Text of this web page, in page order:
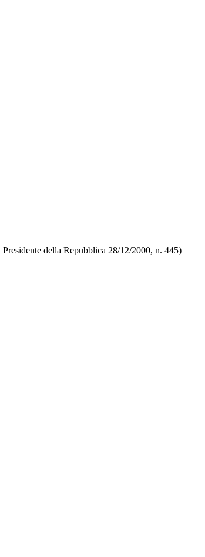
della Repubblica 28/12/2000, n. 445)